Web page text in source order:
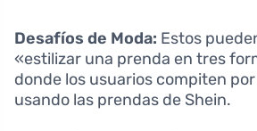
Desafíos de Moda: Estos
«estilizar una prenda en tres
donde los usuarios compiten
usando las prendas de Shein.